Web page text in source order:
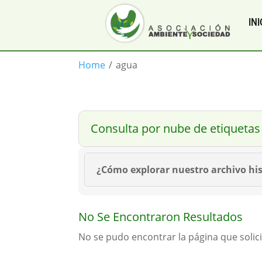
Home / agua
Consulta por nube de etiquetas
¿Cómo explorar nuestro archivo
No Se Encontraron Resultados
No se pudo encontrar la página que